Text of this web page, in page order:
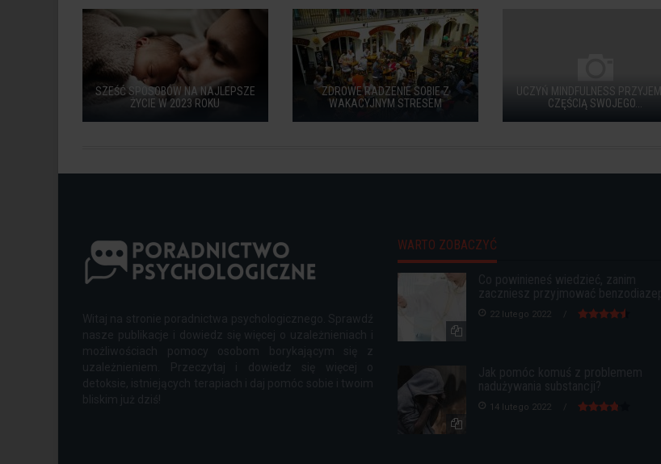
SZEŚĆ SPOSOBÓW NA NAJLEPSZE
ŻYCIE W 2023 ROKU
ZDROWE RADZENIE SOBIE Z
WAKACYJNYM STRESEM
UCZYŃ MINDFULNESS
CZĘŚCIĄ SWOJEGO...
WARTO ZOBACZYĆ
22 lutego 2022
14 lutego 2022